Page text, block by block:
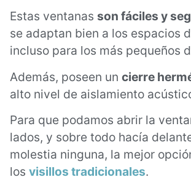
Estas ventanas son fáciles y
se adaptan bien a los espacios
incluso para los más pequeños
Además, poseen un cierre
alto nivel de aislamiento
Para que podamos abrir la
lados, y sobre todo hacía
molestia ninguna, la mejor
los visillos tradicionales.